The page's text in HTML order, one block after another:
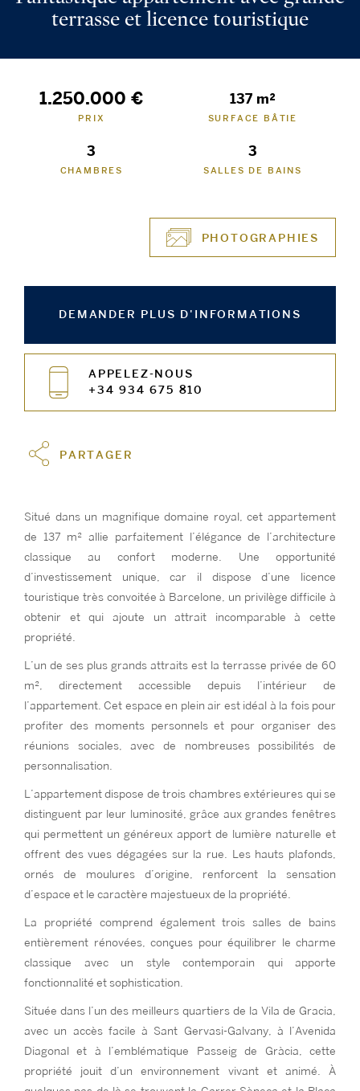
terrasse et licence touristique
1.250.000 €
PRIX
137 m²
SURFACE BÂTIE
3
CHAMBRES
3
SALLES DE BAINS
PHOTOGRAPHIES
DEMANDER PLUS D'INFORMATIONS
APPELEZ-NOUS
+34 934 675 810
PARTAGER
Situé dans un magnifique domaine royal, cet appartement
de 137 m² allie parfaitement l’élégance de l’architecture
classique au confort moderne. Une opportunité
d’investissement unique, car il dispose d’une licence
touristique très convoitée à Barcelone, un privilège difficile à
obtenir et qui ajoute un attrait incomparable à cette
propriété.
L’un de ses plus grands attraits est la terrasse privée de 60
m², directement accessible depuis l’intérieur de
l’appartement. Cet espace en plein air est idéal à la fois pour
profiter des moments personnels et pour organiser des
réunions sociales, avec de nombreuses possibilités de
personnalisation.
L’appartement dispose de trois chambres extérieures qui se
distinguent par leur luminosité, grâce aux grandes fenêtres
qui permettent un généreux apport de lumière naturelle et
offrent des vues dégagées sur la rue. Les hauts plafonds,
ornés de moulures d’origine, renforcent la sensation
d’espace et le caractère majestueux de la propriété.
La propriété comprend également trois salles de bains
entièrement rénovées, conçues pour équilibrer le charme
classique avec un style contemporain qui apporte
fonctionnalité et sophistication.
Située dans l’un des meilleurs quartiers de la Vila de Gracia,
avec un accès facile à Sant Gervasi-Galvany, à l’Avenida
Diagonal et à l’emblématique Passeig de Gràcia, cette
propriété jouit d’un environnement vivant et animé. À